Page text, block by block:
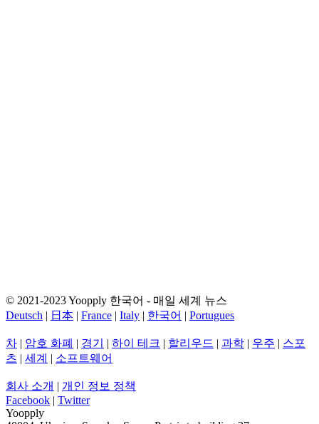
© 2021-2023 Yoopply 한국어 - 매일 세계 뉴스
Deutsch | 日本 | France | Italy | 한국어 | Portugues
차 | 암호 화폐 | 경기 | 하이 테크 | 할리우드 | 과학 | 우주 | 스포
츠 | 세계 | 소프트웨어
회사 소개 | 개인 정보 정책
Facebook | Twitter
Yoopply